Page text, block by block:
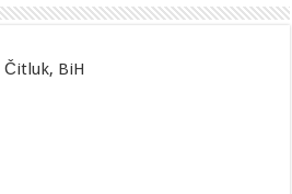
Čitluk, BiH